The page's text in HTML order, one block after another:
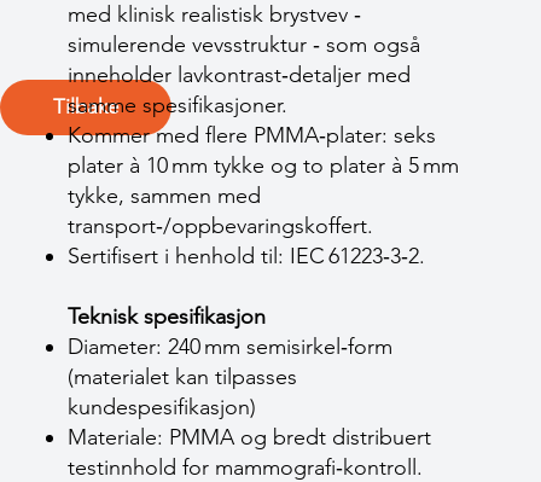
Tilbake
med klinisk realistisk brystvev ‑
simulerende vevsstruktur ‑ som også
inneholder lavkontrast‑detaljer med
samme spesifikasjoner.
Kommer med flere PMMA‑plater: seks
plater à 10 mm tykke og to plater à 5 mm
tykke, sammen med
transport‑/oppbevaringskoffert.
Sertifisert i henhold til: IEC 61223‑3‑2.
Teknisk spesifikasjon
Diameter: 240 mm semi­sirkel‐form
(materialet kan tilpasses
kundespesifikasjon)
Materiale: PMMA og bredt distribuert
testinnhold for mammografi‑kontroll.